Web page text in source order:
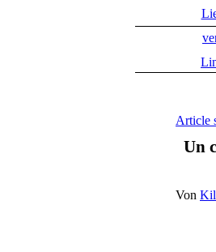
Article
Un
Von